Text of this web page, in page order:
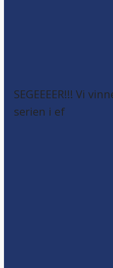
SEGEEEER!!! Vi
serien i ef